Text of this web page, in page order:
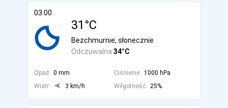
03:00
31°C
Odczuwalna 34°C
Bezchmurnie, słonecznie
Opad: 0 mm Ciśnienie: 1000 hPa
Wiatr:
3 km/h Wilgotność: 25%